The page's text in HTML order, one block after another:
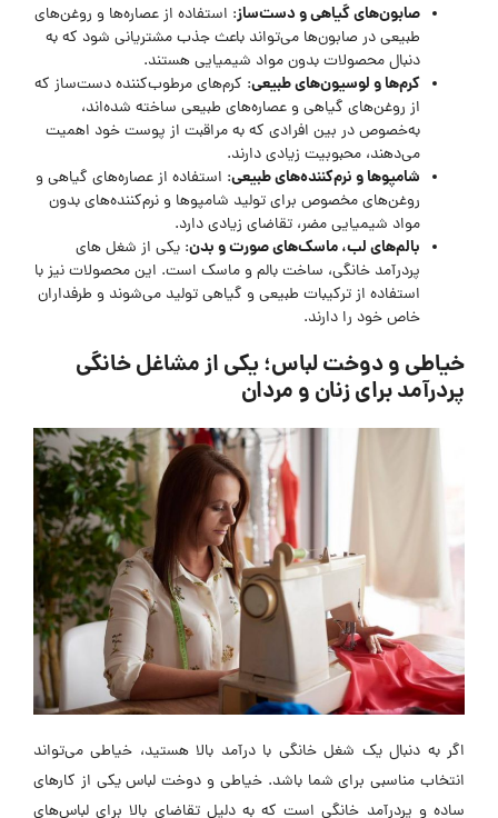
صابون‌های گیاهی و دست‌ساز: استفاده از عصاره‌ها و روغن‌های
طبیعی در صابون‌ها می‌تواند باعث جذب مشتریانی شود که به
دنبال محصولات بدون مواد شیمیایی هستند.
کرم‌ها و لوسیون‌های طبیعی: کرم‌های مرطوب‌کننده دست‌ساز که
از روغن‌های گیاهی و عصاره‌های طبیعی ساخته شده‌اند،
به‌خصوص در بین افرادی که به مراقبت از پوست خود اهمیت
می‌دهند، محبوبیت زیادی دارند.
شامپوها و نرم‌کننده‌های طبیعی: استفاده از عصاره‌های گیاهی و
روغن‌های مخصوص برای تولید شامپوها و نرم‌کننده‌های بدون
مواد شیمیایی مضر، تقاضای زیادی دارد.
بالم‌های لب، ماسک‌های صورت و بدن: یکی از شغل های
پردرآمد خانگی، ساخت بالم و ماسک است. این محصولات نیز با
استفاده از ترکیبات طبیعی و گیاهی تولید می‌شوند و طرفداران
خاص خود را دارند.
خیاطی و دوخت لباس؛ یکی از مشاغل خانگی
پردرآمد برای زنان و مردان
اگر به دنبال یک شغل خانگی با درآمد بالا هستید، خیاطی می‌تواند
انتخاب مناسبی برای شما باشد. خیاطی و دوخت لباس یکی از کارهای
ساده و پردرآمد خانگی است که به دلیل تقاضای بالا برای لباس‌های